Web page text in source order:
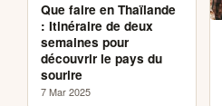
Que faire en Thaïlande
: Itinéraire de deux
semaines pour
découvrir le pays du
sourire
7 Mar 2025